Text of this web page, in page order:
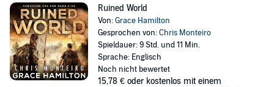
Ruined World
Von:Grace Hamilton
Gesprochen von:Chris Monteiro
Spieldauer: 9 Std. und 11 Min.
Sprache: Englisch
Noch nicht bewertet
15,78 € oder kostenlos mit einem